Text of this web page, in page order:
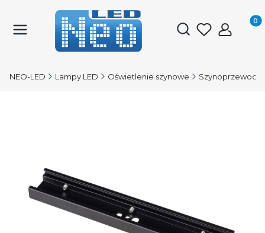
Otwórz
NEO-LED Lampy LED Oświetlenie szynowe Szynoprzewody